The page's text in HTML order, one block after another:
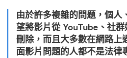
由於許多複雜的問題，個人
望將影片從 YouTube、社
刪除，而且大多數在網路上
面影片問題的人都不是法律